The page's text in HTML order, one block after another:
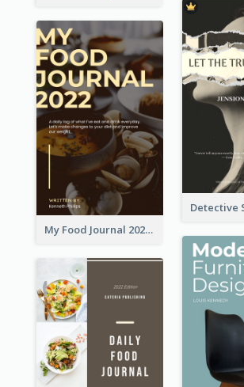
My Food Journal 2021 Book Cover